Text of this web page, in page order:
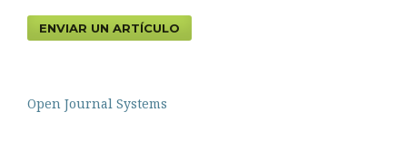
ENVIAR UN ARTÍCULO
Open Journal Systems